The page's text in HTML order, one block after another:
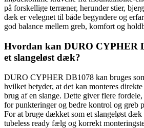
på forskellige terræner, herunder stier,
dæk er velegnet til både begyndere og
god balance mellem greb, komfort og
Hvordan kan DURO CYPHER
et slangeløst dæk?
DURO CYPHER DB1078 kan bruges
hvilket betyder, at det kan monteres
brug af en slange. Dette giver flere
for punkteringer og bedre kontrol og greb
For at bruge dækket som et slangeløst dæk
tubeless ready fælg og korrekt